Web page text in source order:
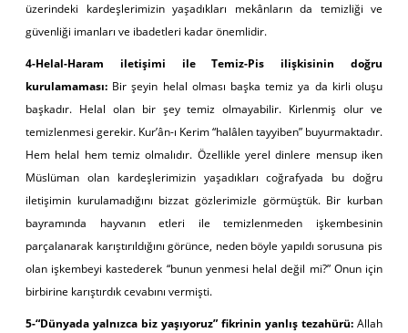
üzerindeki kardeşlerimizin yaşadıkları mekânların da temizliği ve
güvenliği imanları ve ibadetleri kadar önemlidir.
4-Helal-Haram iletişimi ile Temiz-Pis ilişkisinin doğru
kurulamaması: Bir şeyin helal olması başka temiz ya da kirli oluşu
başkadır. Helal olan bir şey temiz olmayabilir. Kirlenmiş olur ve
temizlenmesi gerekir. Kur’ân-ı Kerim “halâlen tayyiben” buyurmaktadır.
Hem helal hem temiz olmalıdır. Özellikle yerel dinlere mensup iken
Müslüman olan kardeşlerimizin yaşadıkları coğrafyada bu doğru
iletişimin kurulamadığını bizzat gözlerimizle görmüştük. Bir kurban
bayramında hayvanın etleri ile temizlenmeden işkembesinin
parçalanarak karıştırıldığını görünce, neden böyle yapıldı sorusuna pis
olan işkembeyi kastederek “bunun yenmesi helal değil mi?” Onun için
birbirine karıştırdık cevabını vermişti.
5-“Dünyada yalnızca biz yaşıyoruz” fikrinin yanlış tezahürü: Allah